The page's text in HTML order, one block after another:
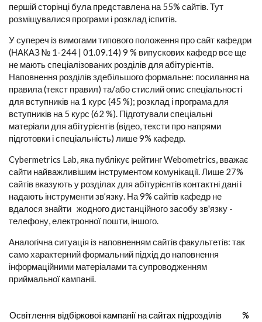
першій сторінці була представлена на 55% сайтів. Тут
розміщувалися програми і розклад іспитів.
У супереч із вимогами типового положення про сайт кафедри
(НАКАЗ № 1-244 | 01.09.14) 9 % випускових кафедр все ще
не мають спеціалізованих розділів для абітурієнтів.
Наповнення розділів здебільшого формальне: посилання на
правила (текст правил) та/або стислий опис спеціальності
для вступників на 1 курс (45 %); розклад і програма для
вступників на 5 курс (62 %). Підготували спеціальні
матеріали для абітурієнтів (відео, тексти про напрями
підготовки і спеціальність) лише 9% кафедр.
Cybermetrics Lab, яка публікує рейтинг Webometrics, вважає
сайти найважливішим інструментом комунікації. Лише 27%
сайтів вказують у розділах для абітурієнтів контактні дані і
надають інструменти зв’язку. На 9% сайтів кафедр не
вдалося знайти жодного дистанційного засобу зв'язку -
телефону, електронної пошти, іншого.
Аналогічна ситуація із наповненням сайтів факультетів: так
само характерний формальний підхід до наповнення
інформаційними матеріалами та супроводженням
приймальної кампанії.
Освітлення відбіркової кампанії на сайтах підрозділів
%